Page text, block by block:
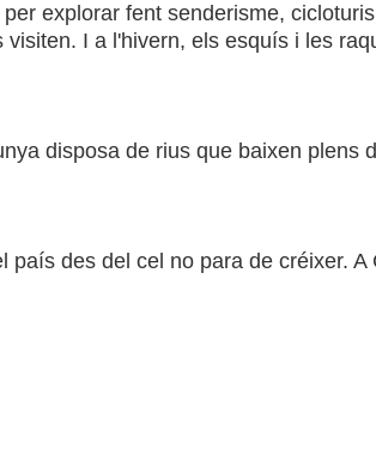
explorar fent senderisme,
I a l'hivern, els esquís i les
disposa de rius que baixen plens
des del cel no para de créixer.